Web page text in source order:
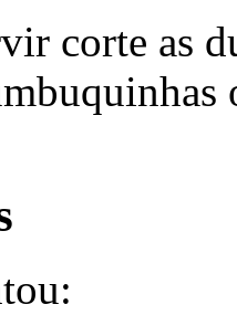
corte as